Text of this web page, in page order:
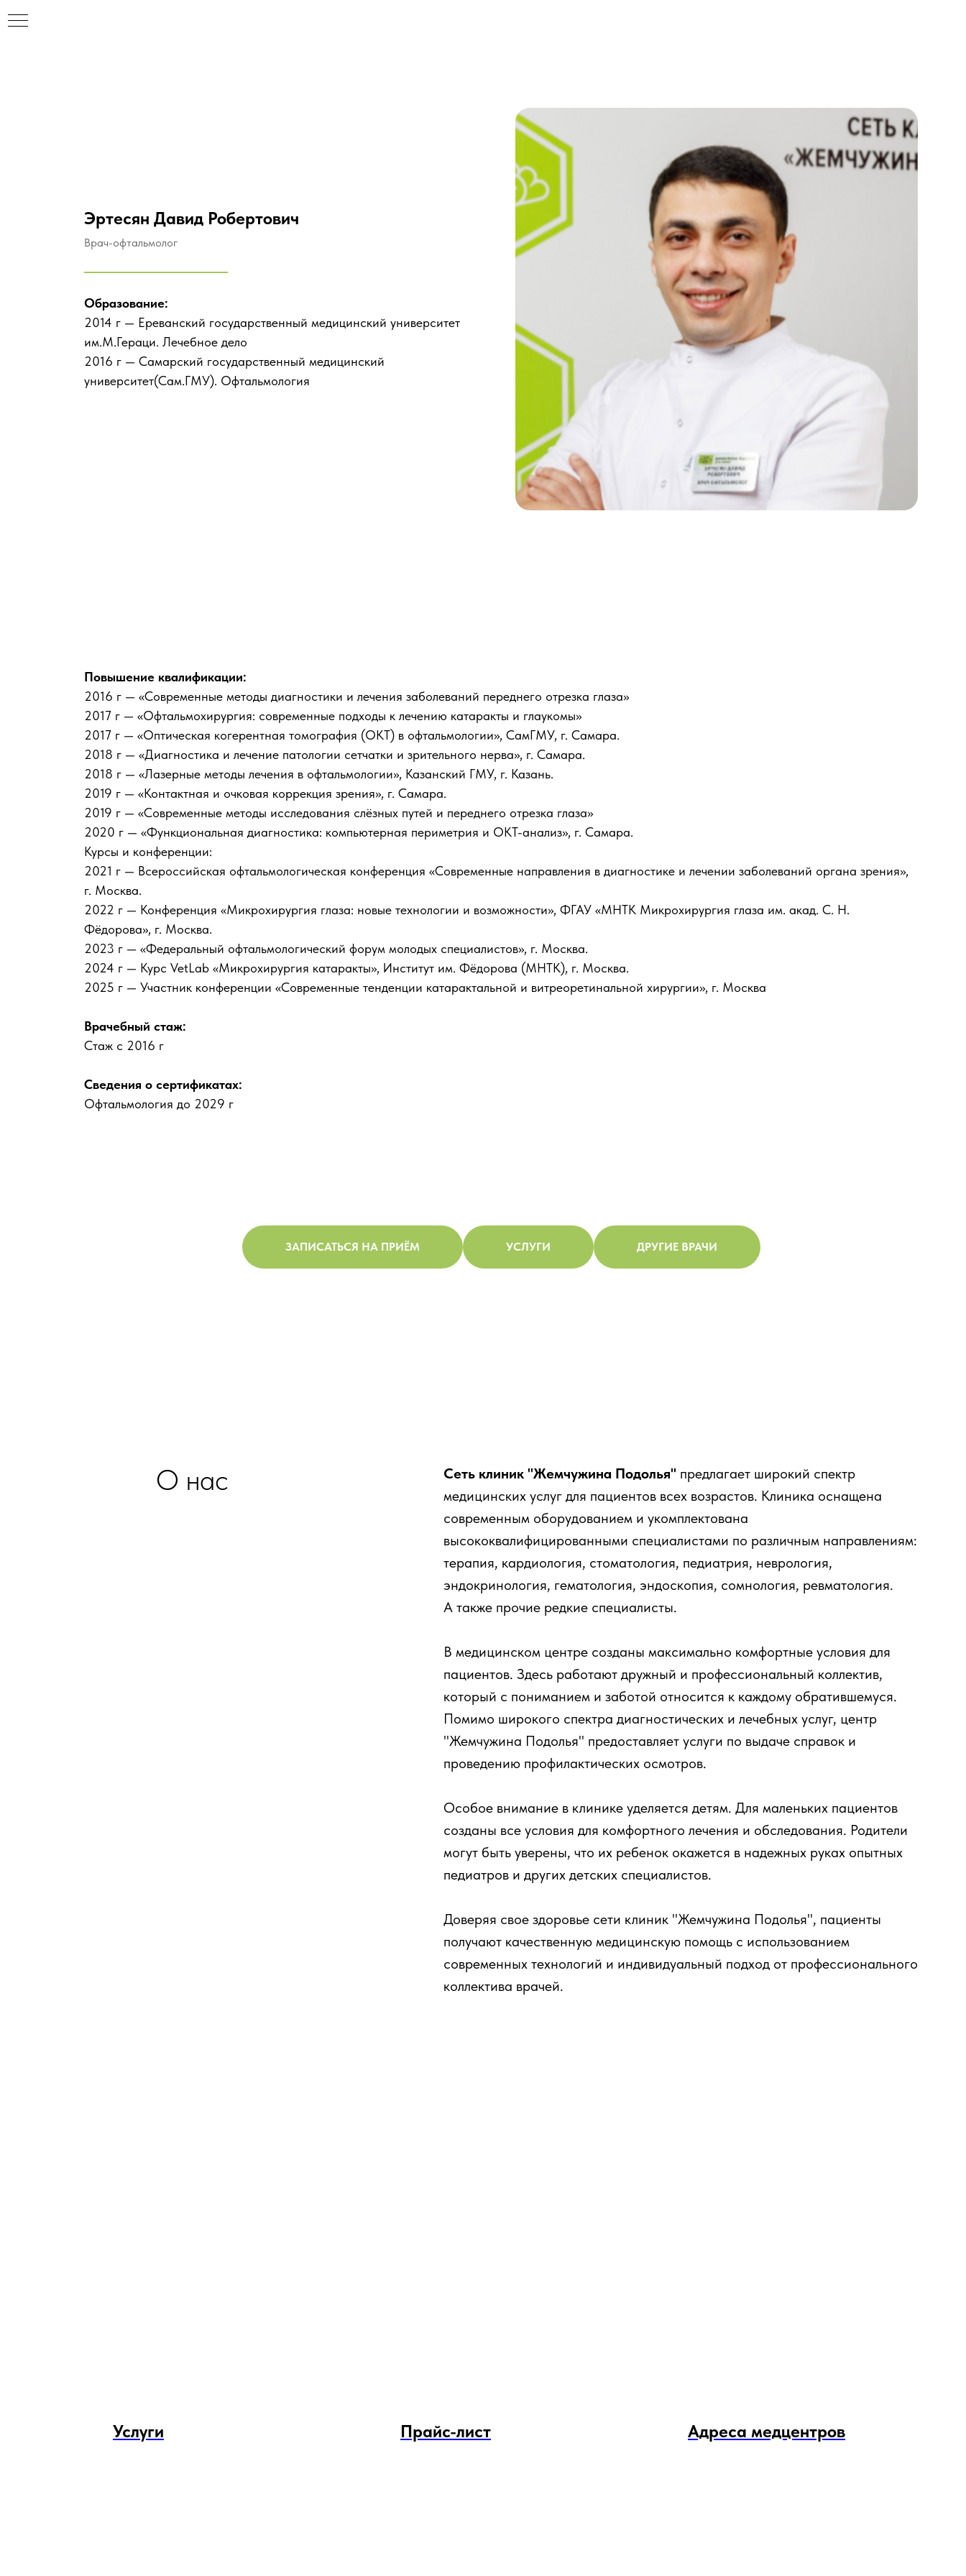
Эртесян Давид Робертович
Врач-офтальмолог
Образование:
2014 г — Ереванский государственный медицинский университет
им.М.Гераци. Лечебное дело
2016 г — Самарский государственный медицинский
университет(Сам.ГМУ). Офтальмология
Повышение квалификации:
2016 г — «Современные методы диагностики и лечения заболеваний переднего отрезка глаза»
2017 г — «Офтальмохирургия: современные подходы к лечению катаракты и глаукомы»
2017 г — «Оптическая когерентная томография (ОКТ) в офтальмологии», СамГМУ, г. Самара.
2018 г — «Диагностика и лечение патологии сетчатки и зрительного нерва», г. Самара.
2018 г — «Лазерные методы лечения в офтальмологии», Казанский ГМУ, г. Казань.
2019 г — «Контактная и очковая коррекция зрения», г. Самара.
2019 г — «Современные методы исследования слёзных путей и переднего отрезка глаза»
2020 г — «Функциональная диагностика: компьютерная периметрия и ОКТ-анализ», г. Самара.
Курсы и конференции:
2021 г — Всероссийская офтальмологическая конференция «Современные направления в диагностике и лечении заболеваний органа зрения»,
г. Москва.
2022 г — Конференция «Микрохирургия глаза: новые технологии и возможности», ФГАУ «МНТК Микрохирургия глаза им. акад. С. Н.
Фёдорова», г. Москва.
2023 г — «Федеральный офтальмологический форум молодых специалистов», г. Москва.
2024 г — Курс VetLab «Микрохирургия катаракты», Институт им. Фёдорова (МНТК), г. Москва.
2025 г — Участник конференции «Современные тенденции катарактальной и витреоретинальной хирургии», г. Москва
Врачебный стаж:
Стаж с 2016 г
Сведения о сертификатах:
Офтальмология до 2029 г
ЗАПИСАТЬСЯ НА ПРИЁМ УСЛУГИ ДРУГИЕ ВРАЧИ
О нас Сеть клиник "Жемчужина Подолья" предлагает широкий спектр
медицинских услуг для пациентов всех возрастов. Клиника оснащена
современным оборудованием и укомплектована
высококвалифицированными специалистами по различным направлениям:
терапия, кардиология, стоматология, педиатрия, неврология,
эндокринология, гематология, эндоскопия, сомнология, ревматология.
А также прочие редкие специалисты.
В медицинском центре созданы максимально комфортные условия для
пациентов. Здесь работают дружный и профессиональный коллектив,
который с пониманием и заботой относится к каждому обратившемуся.
Помимо широкого спектра диагностических и лечебных услуг, центр
"Жемчужина Подолья" предоставляет услуги по выдаче справок и
проведению профилактических осмотров.
Особое внимание в клинике уделяется детям. Для маленьких пациентов
созданы все условия для комфортного лечения и обследования. Родители
могут быть уверены, что их ребенок окажется в надежных руках опытных
педиатров и других детских специалистов.
Доверяя свое здоровье сети клиник "Жемчужина Подолья", пациенты
получают качественную медицинскую помощь с использованием
современных технологий и индивидуальный подход от профессионального
коллектива врачей.
Услуги Прайс-лист Адреса медцентров